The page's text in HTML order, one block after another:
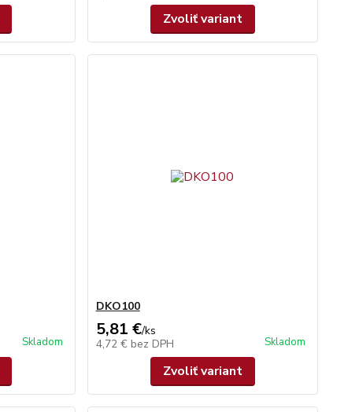
Zvoliť variant
Skladom
DKO100
5,81 €/ks
4,72 € bez DPH Skladom
Zvoliť variant